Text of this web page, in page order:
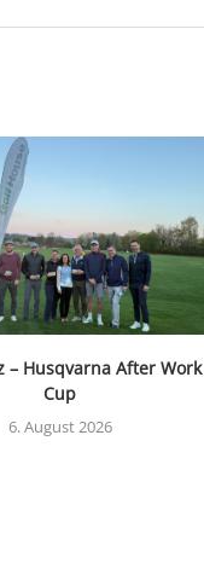
– Husqvarna After Work
Cup
6. August 2026